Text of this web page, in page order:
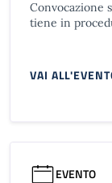
Convocazione
tiene in
VAI
EVENTO